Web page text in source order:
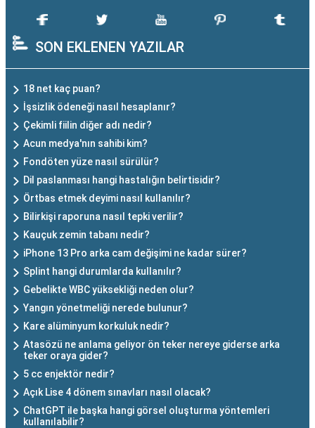
SON EKLENEN YAZILAR
18 net kaç puan?
İşsizlik ödeneği nasıl hesaplanır?
Çekimli fiilin diğer adı nedir?
Acun medya'nın sahibi kim?
Fondöten yüze nasıl sürülür?
Dil paslanması hangi hastalığın belirtisidir?
Örtbas etmek deyimi nasıl kullanılır?
Bilirkişi raporuna nasıl tepki verilir?
Kauçuk zemin tabanı nedir?
iPhone 13 Pro arka cam değişimi ne kadar sürer?
Splint hangi durumlarda kullanılır?
Gebelikte WBC yüksekliği neden olur?
Yangın yönetmeliği nerede bulunur?
Kare alüminyum korkuluk nedir?
Atasözü ne anlama geliyor ön teker nereye giderse arka
teker oraya gider?
5 cc enjektör nedir?
Açık Lise 4 dönem sınavları nasıl olacak?
ChatGPT ile başka hangi görsel oluşturma yöntemleri
kullanılabilir?